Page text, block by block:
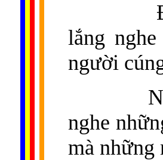
lắng
người
nghe
mà những